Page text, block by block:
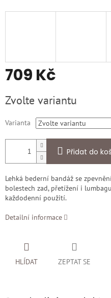
709 Kč
cena:
Zvolte variantu
Varianta
Přidat do
Lehká bederní bandáž se
bolestech zad, přetížení i
každodenní použití.
Detailní informace
ZEPTAT SE
HLÍDAT